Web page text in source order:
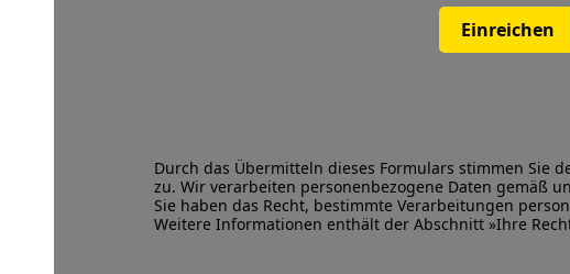
Einreichen
Durch das Übermitteln dieses Formulars stimmen Sie
zu. Wir verarbeiten personenbezogene Daten gemäß
Sie haben das Recht, bestimmte Verarbeitungen
Weitere Informationen enthält der Abschnitt »Ihre